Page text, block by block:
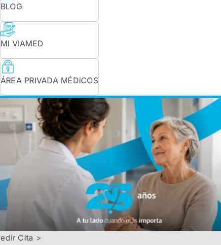
BLOG
MI VIAMED
ÁREA PRIVADA MÉDICOS
Cita >